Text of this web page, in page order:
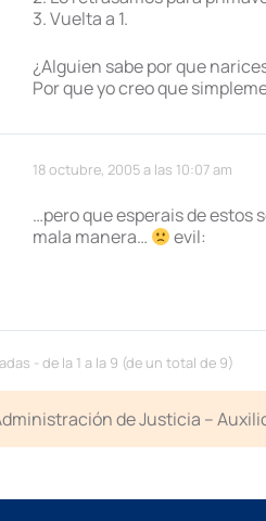
3. Vuelta a 1.
¿Alguien sabe por que
Por que yo creo que
18 octubre, 2005 a las 10:07 am
…pero que esperais de estos
mala manera…
evil:
- de la 1 a la 9 (de un total de 9)
de Justicia –